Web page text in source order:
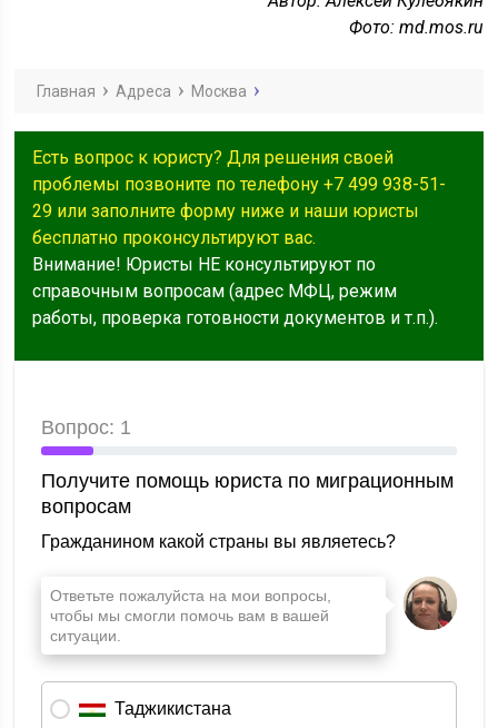
Фото: md.mos.ru
Главная Адреса Москва
Есть вопрос к юристу? Для решения своей
проблемы позвоните по телефону +7 499 938-51-
29 или заполните форму ниже и наши юристы
бесплатно проконсультируют вас.
Внимание! Юристы НЕ консультируют по
справочным вопросам (адрес МФЦ, режим
работы, проверка готовности документов и т.п.).